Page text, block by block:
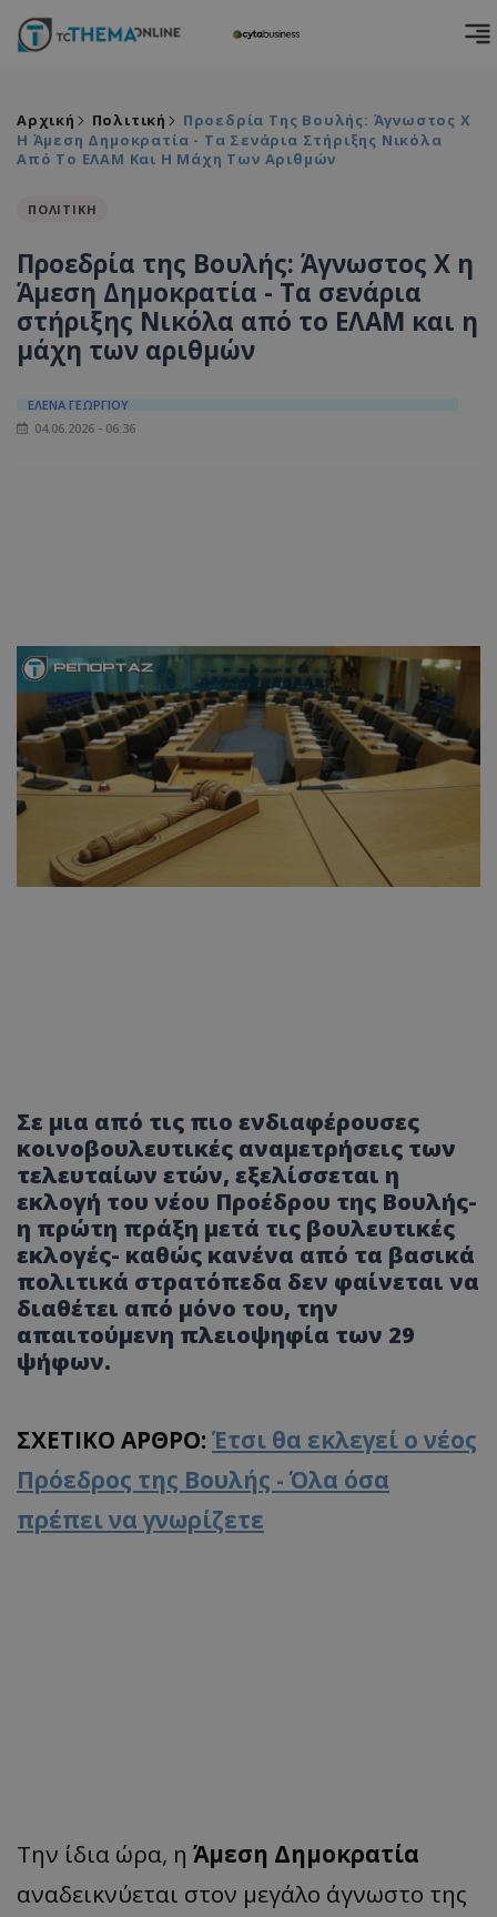
Αρχική Πολιτική
Προεδρία Της Βουλής: Άγνωστος Χ
Η Άμεση Δημοκρατία - Τα Σενάρια Στήριξης Νικόλα
Από Το ΕΛΑΜ Και Η Μάχη Των Αριθμών
ΠΟΛΙΤΙΚΗ
Προεδρία της Βουλής: Άγνωστος Χ η
Άμεση Δημοκρατία - Τα σενάρια
στήριξης Νικόλα από το ΕΛΑΜ και η
μάχη των αριθμών
ΕΛΕΝΑ ΓΕΩΡΓΙΟΥ
04.06.2026 - 06:36
Σε μια από τις πιο ενδιαφέρουσες
κοινοβουλευτικές αναμετρήσεις των
τελευταίων ετών, εξελίσσεται η
εκλογή του νέου Προέδρου της Βουλής-
η πρώτη πράξη μετά τις βουλευτικές
εκλογές- καθώς κανένα από τα βασικά
πολιτικά στρατόπεδα δεν φαίνεται να
διαθέτει από μόνο του, την
απαιτούμενη πλειοψηφία των 29
ψήφων.
ΣΧΕΤΙΚΟ ΑΡΘΡΟ: Έτσι θα εκλεγεί ο νέος
Πρόεδρος της Βουλής - Όλα όσα
πρέπει να γνωρίζετε
Την ίδια ώρα, η Άμεση Δημοκρατία
αναδεικνύεται στον μεγάλο άγνωστο της